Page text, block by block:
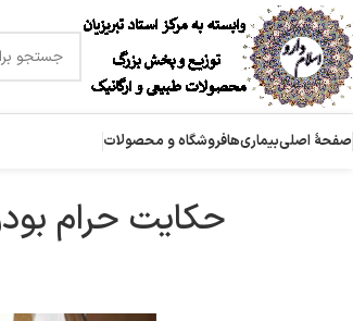
صفحۀ اصلیبیماری‌هافروشگاه و محصولات
حکایت حرام